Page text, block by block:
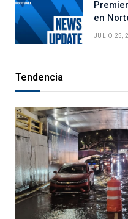
en
JULIO 25,
Tendencia